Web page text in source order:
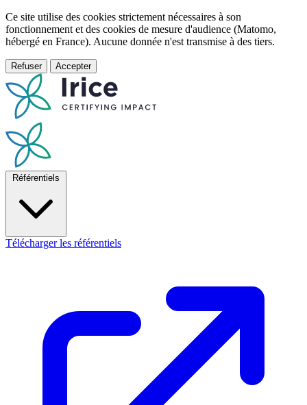
Ce site utilise des cookies strictement nécessaires à son
fonctionnement et des cookies de mesure d'audience (Matomo,
hébergé en France). Aucune donnée n'est transmise à des tiers.
Refuser Accepter
Référentiels
Télécharger les référentiels